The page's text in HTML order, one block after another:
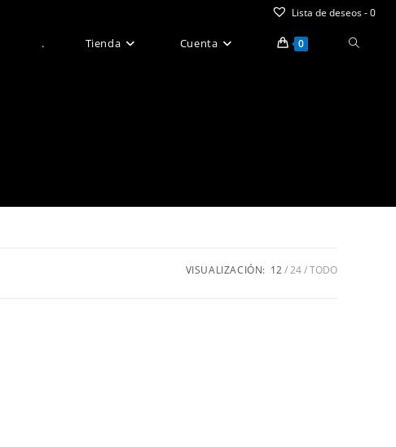
Lista de deseos -0
. Tienda Cuenta 0 Alternar
web
VISUALIZACIÓN: 12 24 TODO